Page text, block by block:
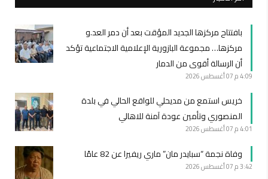
بافتتاح مركزها الجديد المؤقت بعد أن دمر العد.و
مركزها… مجموعة البازورية الإعلامية الاجتماعية تؤكد
أن الرسالة أقوى من الدمار
4:09 م 07 أغسطس 2026
خريس استمع من مديحلي للواقع الحالي في بلدة
المنصوري وتأمين عودة آمنة للاهالي
4:01 م 07 أغسطس 2026
وفاة نجمة “سبايدر مان” ماري ريفيرا عن 82 عامًا
3:42 م 07 أغسطس 2026